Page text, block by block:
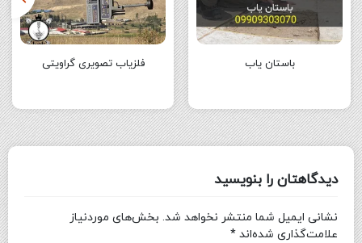
باستان‌ یاب فلزیاب تصویری گراویتی
دیدگاهتان را بنویسید
نشانی ایمیل شما منتشر نخواهد شد. بخش‌های موردنیاز
علامت‌گذاری شده‌اند *